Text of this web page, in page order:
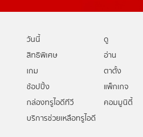
วันนี้
ดู
สิทธิพิเศษ
อ่าน
เกม
ตาตั้ง
ช้อปปิ้ง
แพ็กเกจ
กล่องทรูไอดีทีวี
คอมมูนิตี้
บริการช่วยเหลือทรูไอดี